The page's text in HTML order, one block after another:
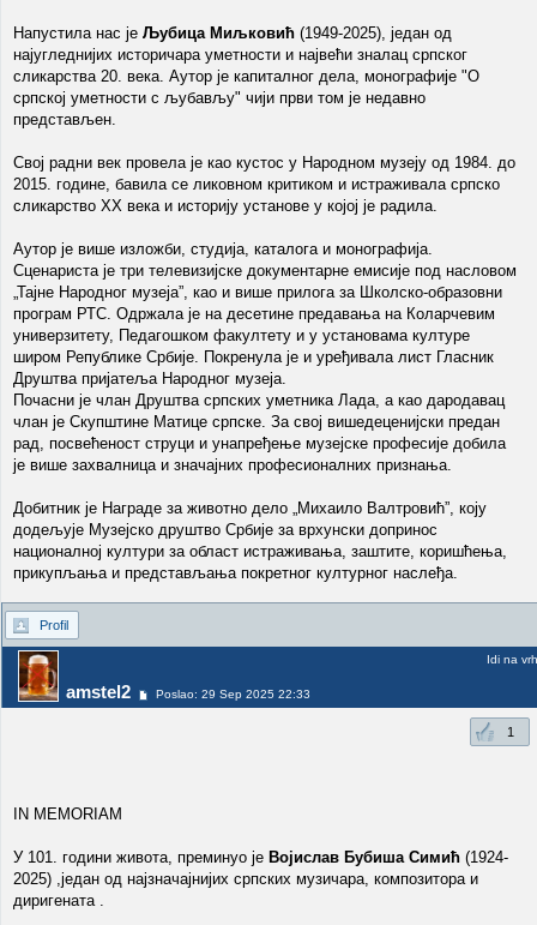
Напустила нас је Љубица Миљковић (1949-2025), један од
најугледнијих историчара уметности и највећи зналац српског
сликарства 20. века. Аутор је капиталног дела, монографије "О
српској уметности с љубављу" чији први том је недавно
представљен.
Свој радни век провела је као кустос у Народном музеју од 1984. до
2015. године, бавила се ликовном критиком и истраживала српско
сликарство XX века и историју установе у којој је радила.
Аутор је више изложби, студија, каталога и монографија.
Сценариста је три телевизијске документарне емисије под насловом
„Тајне Народног музеја”, као и више прилога за Школско-образовни
програм РТС. Одржала је на десетине предавања на Коларчевим
универзитету, Педагошком факултету и у установама културе
широм Републике Србије. Покренула је и уређивала лист Гласник
Друштва пријатеља Народног музеја.
Почасни је члан Друштва српских уметника Лада, а као дародавац
члан је Скупштине Матице српске. За свој вишедеценијски предан
рад, посвећеност струци и унапређење музејске професије добила
је више захвалница и значајних професионалних признања.
Добитник је Награде за животно дело „Михаило Валтровић”, коју
додељује Музејско друштво Србије за врхунски допринос
националној култури за област истраживања, заштите, коришћења,
прикупљања и представљања покретног културног наслеђа.
Profil
amstel2 Poslao: 29 Sep 2025 22:33
Idi na vrh
1
IN MEMORIAM
У 101. години живота, преминуо је Војислав Бубиша Симић (1924-
2025) ,један од најзначајнијих српских музичара, композитора и
диригената .